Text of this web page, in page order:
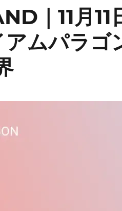
｜11月11
アムパラ